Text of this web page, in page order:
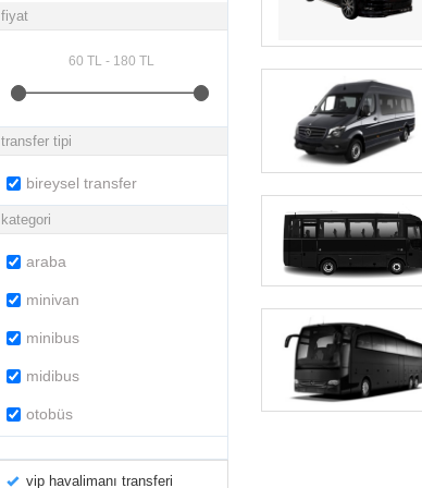
fiyat
transfer tipi
bireysel transfer
kategori
araba
minivan
minibus
midibus
otobüs
vip havalimanı transferi